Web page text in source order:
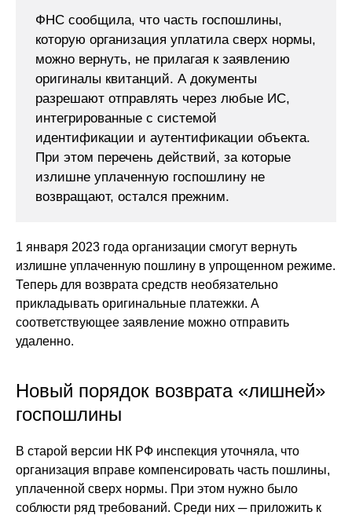
ФНС сообщила, что часть госпошлины,
которую организация уплатила сверх нормы,
можно вернуть, не прилагая к заявлению
оригиналы квитанций. А документы
разрешают отправлять через любые ИС,
интегрированные с системой
идентификации и аутентификации объекта.
При этом перечень действий, за которые
излишне уплаченную госпошлину не
возвращают, остался прежним.
1 января 2023 года организации смогут вернуть
излишне уплаченную пошлину в упрощенном режиме.
Теперь для возврата средств необязательно
прикладывать оригинальные платежки. А
соответствующее заявление можно отправить
удаленно.
Новый порядок возврата «лишней»
госпошлины
В старой версии НК РФ инспекция уточняла, что
организация вправе компенсировать часть пошлины,
уплаченной сверх нормы. При этом нужно было
соблюсти ряд требований. Среди них ─ приложить к